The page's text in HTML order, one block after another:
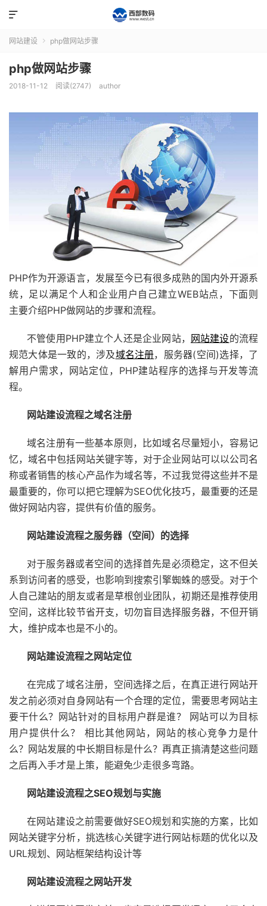

网站建设  php做网站步骤
php做网站步骤
2018-11-12 阅读(2747) author
PHP作为开源语言，发展至今已有很多成熟的国内外开源系
统，足以满足个人和企业用户自己建立WEB站点，下面则
主要介绍PHP做网站的步骤和流程。
不管使用PHP建立个人还是企业网站， 网站建设的流程
规范大体是一致的，涉及域名注册，服务器(空间)选择，了
解用户需求，网站定位，PHP建站程序的选择与开发等流
程。
网站建设流程之域名注册
域名注册有一些基本原则，比如域名尽量短小，容易记
忆，域名中包括网站关键字等，对于企业网站可以以公司名
称或者销售的核心产品作为域名等，不过我觉得这些并不是
最重要的，你可以把它理解为SEO优化技巧，最重要的还是
做好网站内容，提供有价值的服务。
网站建设流程之服务器（空间）的选择
对于服务器或者空间的选择首先是必须稳定，这不但关
系到访问者的感受，也影响到搜索引擎蜘蛛的感受。对于个
人自己建站的朋友或者是草根创业团队，初期还是推荐使用
空间，这样比较节省开支，切勿盲目选择服务器，不但开销
大，维护成本也是不小的。
网站建设流程之网站定位
在完成了域名注册，空间选择之后，在真正进行网站开
发之前必须对自身网站有一个合理的定位，需要思考网站主
要干什么？网站针对的目标用户群是谁？ 网站可以为目标
用户提供什么？ 相比其他网站，网站的核心竞争力是什
么？网站发展的中长期目标是什么？再真正搞清楚这些问题
之后再入手才是上策，能避免少走很多弯路。
网站建设流程之SEO规划与实施
在网站建设之前需要做好SEO规划和实施的方案，比如
网站关键字分析，挑选核心关键字进行网站标题的优化以及
URL规划、网站框架结构设计等
网站建设流程之网站开发